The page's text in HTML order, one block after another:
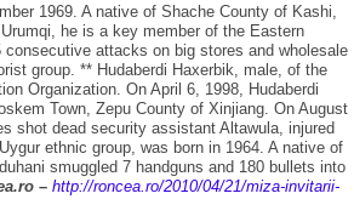
1969. A native of Shache County of Kashi,
he is a key member of the Eastern
attacks on big stores and wholesale
group. ** Hudaberdi Haxerbik, male, of the
Organization. On April 6, 1998, Hudaberdi
Town, Zepu County of Xinjiang. On August
shot dead security assistant Altawula, injured
ethnic group, was born in 1964. A native of
smuggled 7 handguns and 180 bullets into
– http://roncea.ro/2010/04/21/miza-invitarii-